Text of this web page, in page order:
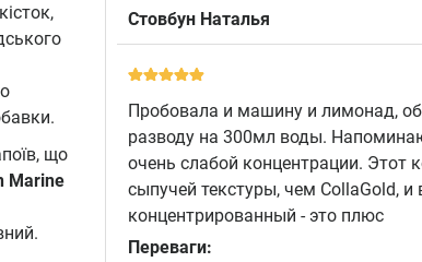
що
Marine
Стовбун Наталья
Пробовала и машину и лимонад,
разводу на 300мл воды.
очень слабой концентрации. Этот
сыпучей текстуры, чем CollaGold, и
концентрированный - это плюс
Переваги: